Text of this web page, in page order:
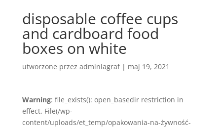
disposable coffee cups
and cardboard food
boxes on white
utworzone przez adminlagraf| maj 19, 2021
Warning: file_exists(): open_basedir restriction in
effect. File(/wp-
content/uploads/et_temp/opakowania-na-żywność-